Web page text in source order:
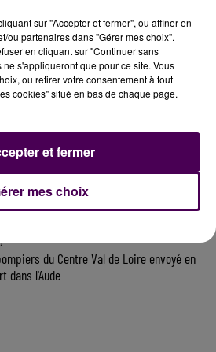
2026
vos entrées à Terra Botanica !
2026
vous au casting The Voice & The Voice
du Centre Val de Loire envoyé en
dans l'Aude
sur "Accepter et fermer", ou affiner en
ou partenaires dans "Gérer mes choix".
en cliquant sur "Continuer sans
ne s'appliqueront que pour ce site. Vous
ou retirer votre consentement à tout
cookies" situé en bas de chaque page.
mes choix
et fermer